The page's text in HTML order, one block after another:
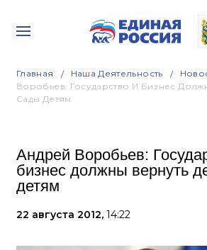
Главная Наша Деятельность
Воробьев: Государство И Бизнес
Сады Детям
Андрей Воробьев:
бизнес должны вернуть
детям
22 августа 2012, 14:22